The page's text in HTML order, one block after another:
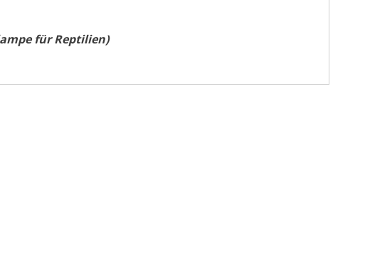
für Reptilien)